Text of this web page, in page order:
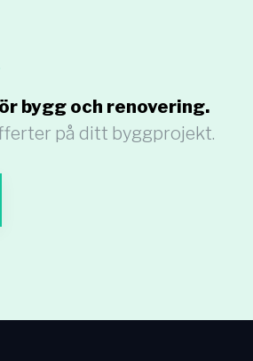
bygg och renovering.
på ditt byggprojekt.